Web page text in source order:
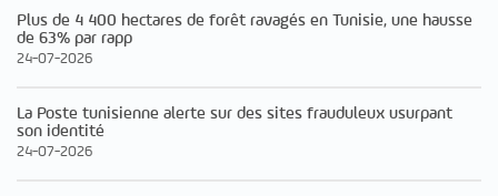
Plus de 4 400 hectares de forêt ravagés en Tunisie, une hausse
de 63% par rapp
24-07-2026
La Poste tunisienne alerte sur des sites frauduleux usurpant
son identité
24-07-2026